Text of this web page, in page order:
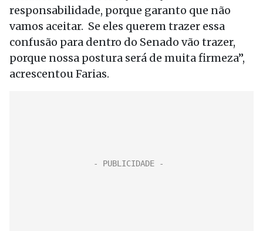
responsabilidade, porque garanto que não
vamos aceitar. Se eles querem trazer essa
confusão para dentro do Senado vão trazer,
porque nossa postura será de muita firmeza”,
acrescentou Farias.